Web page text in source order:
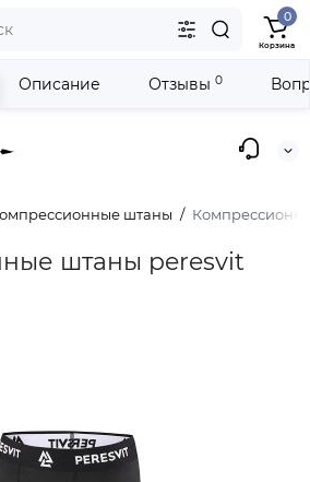
0
Корзина
штаны
штаны peresvit
Описание Отзывы 0